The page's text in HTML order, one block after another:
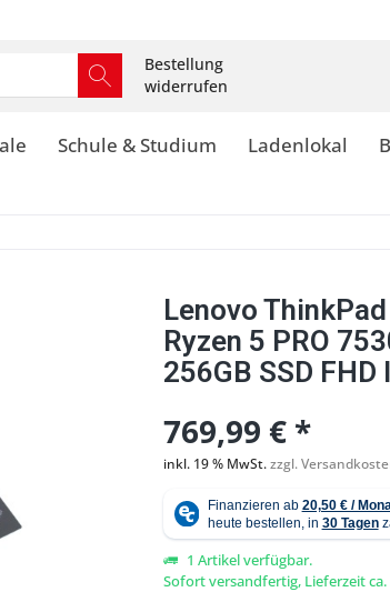
Bestellung
widerrufen
Schule & Studium Ladenlokal
Lenovo
Ryzen 5 PRO
256GB SSD FHD
769,99 € *
inkl. 19 % MwSt.zzgl.
1 Artikel verfügbar.
Sofort versandfertig, Lieferzeit ca.